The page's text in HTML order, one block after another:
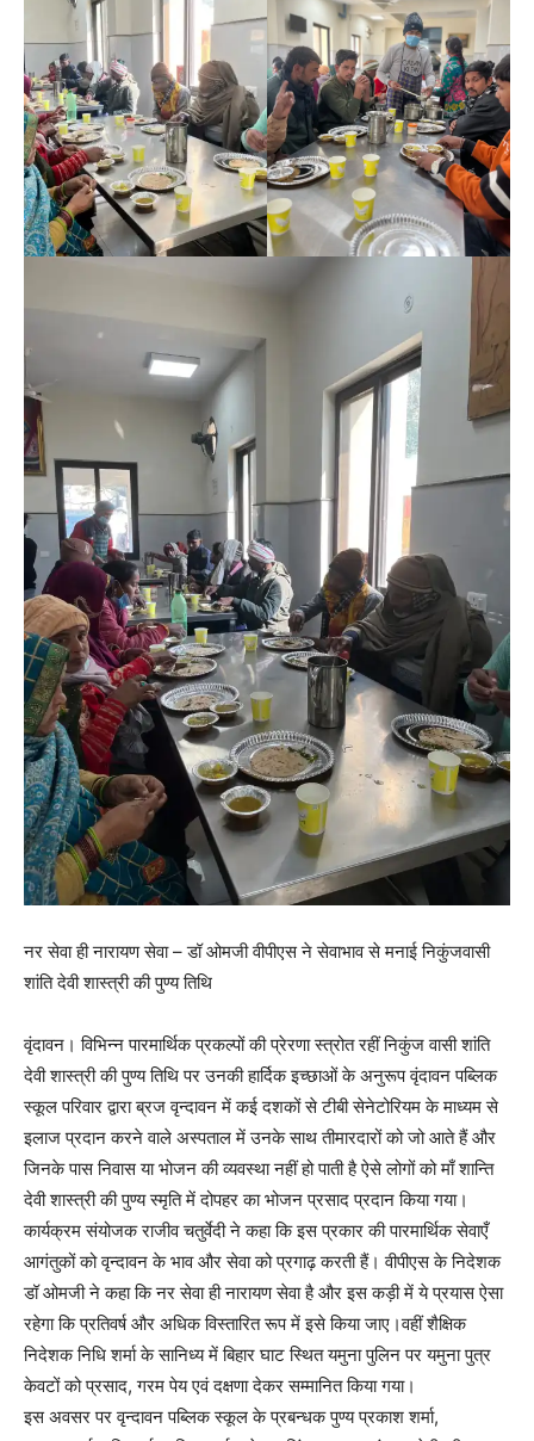
नर सेवा ही नारायण सेवा – डॉ ओमजी वीपीएस ने सेवाभाव से मनाई निकुंजवासी
शांति देवी शास्त्री की पुण्य तिथि
वृंदावन। विभिन्न पारमार्थिक प्रकल्पों की प्रेरणा स्त्रोत रहीं निकुंज वासी शांति
देवी शास्त्री की पुण्य तिथि पर उनकी हार्दिक इच्छाओं के अनुरूप वृंदावन पब्लिक
स्कूल परिवार द्वारा ब्रज वृन्दावन में कई दशकों से टीबी सेनेटोरियम के माध्यम से
इलाज प्रदान करने वाले अस्पताल में उनके साथ तीमारदारों को जो आते हैं और
जिनके पास निवास या भोजन की व्यवस्था नहीं हो पाती है ऐसे लोगों को माँ शान्ति
देवी शास्त्री की पुण्य स्मृति में दोपहर का भोजन प्रसाद प्रदान किया गया।
कार्यक्रम संयोजक राजीव चतुर्वेदी ने कहा कि इस प्रकार की पारमार्थिक सेवाएँ
आगंतुकों को वृन्दावन के भाव और सेवा को प्रगाढ़ करती हैं। वीपीएस के निदेशक
डॉ ओमजी ने कहा कि नर सेवा ही नारायण सेवा है और इस कड़ी में ये प्रयास ऐसा
रहेगा कि प्रतिवर्ष और अधिक विस्तारित रूप में इसे किया जाए।वहीं शैक्षिक
निदेशक निधि शर्मा के सानिध्य में बिहार घाट स्थित यमुना पुलिन पर यमुना पुत्र
केवटों को प्रसाद, गरम पेय एवं दक्षणा देकर सम्मानित किया गया।
इस अवसर पर वृन्दावन पब्लिक स्कूल के प्रबन्धक पुण्य प्रकाश शर्मा,